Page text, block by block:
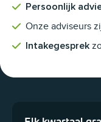
Persoonlijk
Onze adviseurs
Intakegesprek